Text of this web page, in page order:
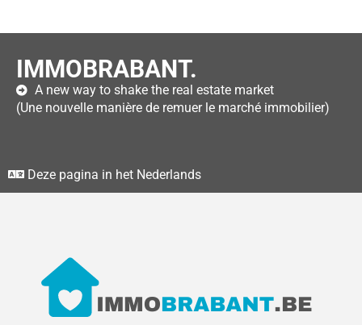
IMMOBRABANT.
A new way to shake the real estate market
(Une nouvelle manière de remuer le marché immobilier)
Deze pagina in het Nederlands